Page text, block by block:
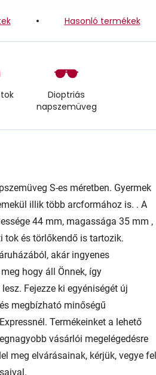
Hasonló termékek
Dioptriás
napszemüveg
S-es méretben. Gyermek
illik több arcformához is. . A
44 mm, magassága 35 mm ,
tok és törlőkendő is tartozik.
akár ingyenes
hogy áll Önnek, így
Fejezze ki egyéniségét új
megbízható minőségű
Termékeinket a lehető
vásárlói megelégedésre
meg elvárásainak, kérjük, vegye fel